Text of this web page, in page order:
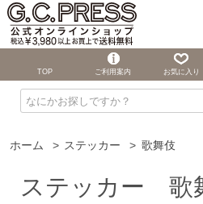
ホーム > ステッカー > 歌舞伎
ステッカー 歌
TOP ご利用案内 お気に入り